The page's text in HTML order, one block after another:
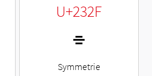
U+232F
⌯
Symmetrie